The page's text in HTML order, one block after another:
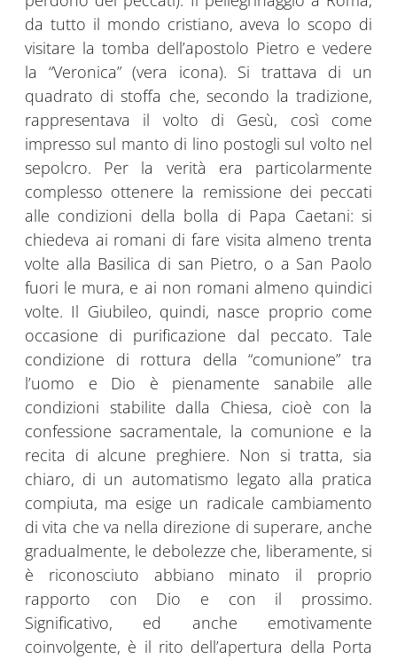
da tutto il mondo cristiano, aveva lo scopo di
visitare la tomba dell’apostolo Pietro e vedere
la “Veronica” (vera icona). Si trattava di un
quadrato di stoffa che, secondo la tradizione,
rappresentava il volto di Gesù, così come
impresso sul manto di lino postogli sul volto nel
sepolcro. Per la verità era particolarmente
complesso ottenere la remissione dei peccati
alle condizioni della bolla di Papa Caetani: si
chiedeva ai romani di fare visita almeno trenta
volte alla Basilica di san Pietro, o a San Paolo
fuori le mura, e ai non romani almeno quindici
volte. Il Giubileo, quindi, nasce proprio come
occasione di purificazione dal peccato. Tale
condizione di rottura della “comunione” tra
l’uomo e Dio è pienamente sanabile alle
condizioni stabilite dalla Chiesa, cioè con la
confessione sacramentale, la comunione e la
recita di alcune preghiere. Non si tratta, sia
chiaro, di un automatismo legato alla pratica
compiuta, ma esige un radicale cambiamento
di vita che va nella direzione di superare, anche
gradualmente, le debolezze che, liberamente, si
è riconosciuto abbiano minato il proprio
rapporto con Dio e con il prossimo.
Significativo, ed anche emotivamente
coinvolgente, è il rito dell’apertura della Porta